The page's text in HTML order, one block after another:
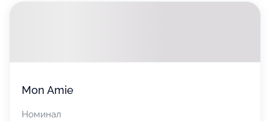
Mon Amie
Номинал